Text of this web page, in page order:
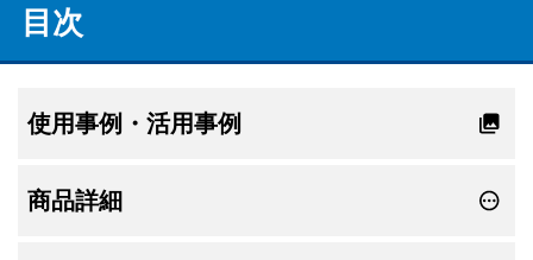
目次
使用事例・活用事例
商品詳細